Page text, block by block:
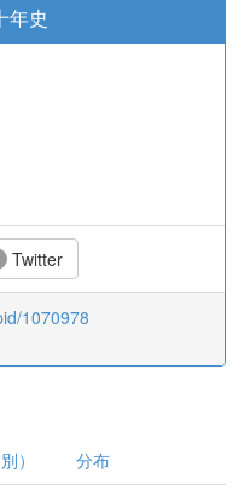
年史
Twitter
1070978
） 分布